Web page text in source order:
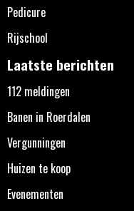
Pedicure
Rijschool
Laatste berichten
112 meldingen
Banen in Roerdalen
Vergunningen
Huizen te koop
Evenementen